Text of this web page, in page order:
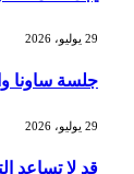
29 يوليو، 2026
جلسة ساونا
29 يوليو، 2026
قد لا تساعد